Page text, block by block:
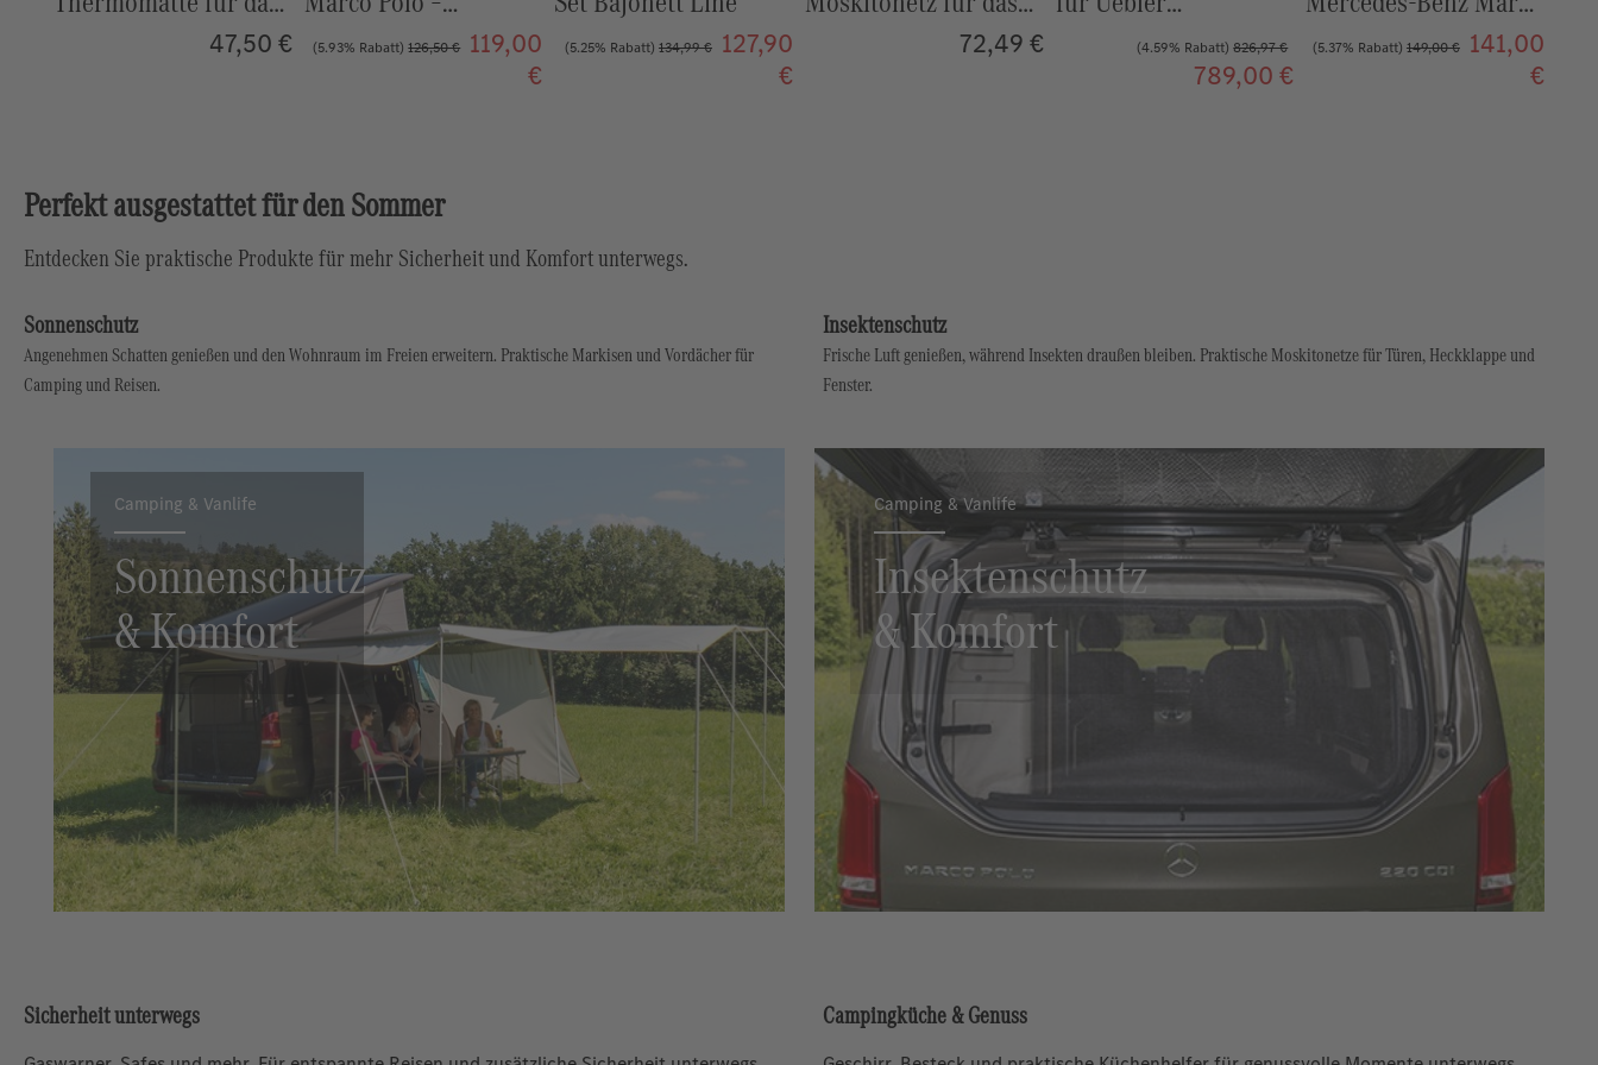
Passgenau für den119,00
(5.25% Rabatt) 134,99 € 127,90
€
Dachfenster im
Aufstelldach
Mercedes-Benz Marco
72,49 € Fahrradträger – 300 L
(4.59% Rabatt)826,97 € (5.37% Rabatt) 149,00 € 141,00
€
47,90 €
Perfekt ausgestattet für den Sommer
Entdecken Sie praktische Produkte für mehr Sicherheit und Komfort unterwegs.
Sonnenschutz
Angenehmen Schatten genießen und den Wohnraum im Freien erweitern. Praktische Markisen und Vordächer für
Camping und Reisen.
Insektenschutz
Frische Luft genießen, während Insekten draußen bleiben. Praktische Moskitonetze für Türen, Heckklappe und
Fenster.
Camping & Vanlife
Sonnenschutz
& Komfort
Camping & Vanlife
Insektenschutz
& Komfort
Sicherheit unterwegs Campingküche & Genuss